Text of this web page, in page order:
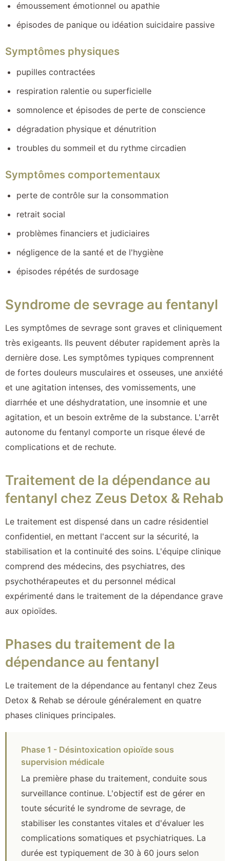
émoussement émotionnel ou apathie
épisodes de panique ou idéation suicidaire passive
Symptômes physiques
pupilles contractées
respiration ralentie ou superficielle
somnolence et épisodes de perte de conscience
dégradation physique et dénutrition
troubles du sommeil et du rythme circadien
Symptômes comportementaux
perte de contrôle sur la consommation
retrait social
problèmes financiers et judiciaires
négligence de la santé et de l'hygiène
épisodes répétés de surdosage
Syndrome de sevrage au fentanyl
Les symptômes de sevrage sont graves et cliniquement
très exigeants. Ils peuvent débuter rapidement après la
dernière dose. Les symptômes typiques comprennent
de fortes douleurs musculaires et osseuses, une anxiété
et une agitation intenses, des vomissements, une
diarrhée et une déshydratation, une insomnie et une
agitation, et un besoin extrême de la substance. L'arrêt
autonome du fentanyl comporte un risque élevé de
complications et de rechute.
Traitement de la dépendance au
fentanyl chez Zeus Detox & Rehab
Le traitement est dispensé dans un cadre résidentiel
confidentiel, en mettant l'accent sur la sécurité, la
stabilisation et la continuité des soins. L'équipe clinique
comprend des médecins, des psychiatres, des
psychothérapeutes et du personnel médical
expérimenté dans le traitement de la dépendance grave
aux opioïdes.
Phases du traitement de la
dépendance au fentanyl
Le traitement de la dépendance au fentanyl chez Zeus
Detox & Rehab se déroule généralement en quatre
phases cliniques principales.
Phase 1 - Désintoxication opioïde sous
supervision médicale
La première phase du traitement, conduite sous
surveillance continue. L'objectif est de gérer en
toute sécurité le syndrome de sevrage, de
stabiliser les constantes vitales et d'évaluer les
complications somatiques et psychiatriques. La
durée est typiquement de 30 à 60 jours selon